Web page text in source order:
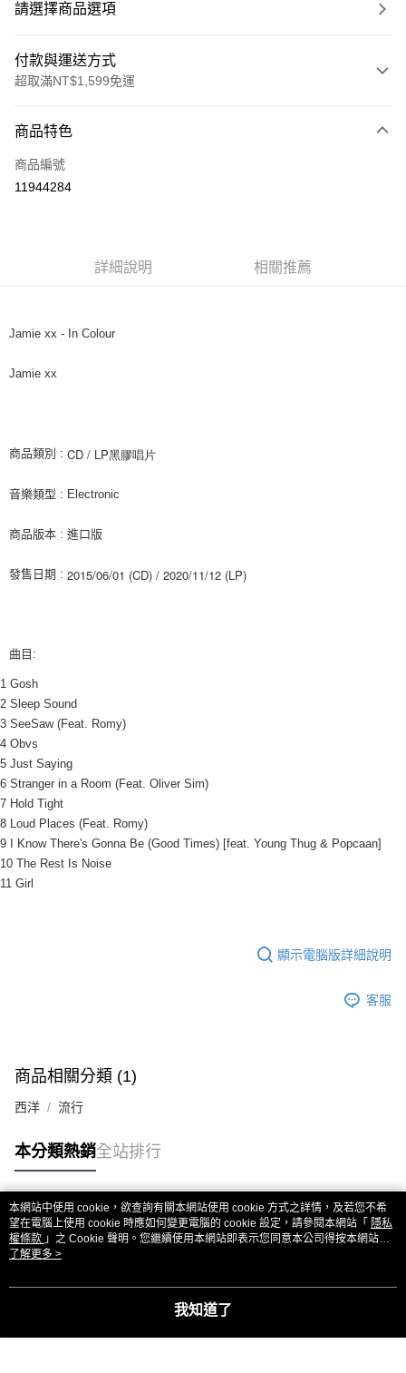
請選擇商品選項
付款與運送方式
超取滿NT$1,599免運
信用卡一次付款
超商取貨付款
相關說明
AFTEE先享後付是「在收到商品之後才付款」的支付方式。 讓您購物簡單
結帳頁面，進行簡訊認證並確認金額後，即可完成結帳。
３．收到繳費通知簡訊後14天內，點擊此簡訊中的連結，可透過四大超商／
購買商品的店家。未經商家同意取消之訂單仍視為有效，需透過AFTEE先享
客戶支援中心」
【注意事項】
易，需依本服務之必要範圍內提供個人資料，並將交易相關給付款項請求債
權轉讓予恩沛科技股份有限公司。
２．關於個人資料處理事宜，請瀏覽以下網址：
https://aftee.tw/terms/#terms3
３．未成年的使用者請事先徵得法定代理人或監護人之同意方可使用
「AFTEE先享後付」，若未經同意申辦者引起之損失，本公司不負相關責
任。
４．使用「AFTEE先享後付」時，將依據個別帳號之用戶狀況，依本公司即
時審查核予不同之上限額度；若仍有額度不足之情形，本公司將視審查結果
請求用戶進行身份認證。
恩沛科技股份有限公司將有權停止該用戶之使用額度並採取法律行動。
ATM付款
每筆NT$60，滿NT$1,599(含以上)免運費
付款後全家取貨
每筆NT$60，滿NT$1,599(含以上)免運費
每筆NT$90
宅配 (離島)
付款後門市自取
免運費
亞洲國家/地區配送 查看運費
北美國家/地區配送
商品特色
商品編號
11944284
詳細說明 相關推薦
Jamie xx - In Colour
Jamie xx
商品類別 : CD / LP黑膠唱片
音樂類型 : Electronic
商品版本 : 進口版
發售日期 : 2015/06/01 (CD) / 2020/11/12 (LP)
曲目:
1 Gosh
2 Sleep Sound
3 SeeSaw (Feat. Romy)
4 Obvs
5 Just Saying
6 Stranger in a Room (Feat. Oliver Sim)
7 Hold Tight
8 Loud Places (Feat. Romy)
9 I Know There's Gonna Be (Good Times) [feat. Young Thug & Popcaan]
10 The Rest Is Noise
11 Girl
顯示電腦版詳細說明
客服
商品相關分類 (1)
西洋 流行
本分類熱銷全站排行
熱門標籤
本網站中使用 cookie，欲查詢有關本網站使用 cookie 方式之詳情，及若您不希
望在電腦上使用 cookie 時應如何變更電腦的 cookie 設定，請參閱本網站「 隱私
權條款 」之 Cookie 聲明。您繼續使用本網站即表示您同意本公司得按本網站使
用條款之 Cookie 聲明使用 cookie。
了解更多 >
我知道了